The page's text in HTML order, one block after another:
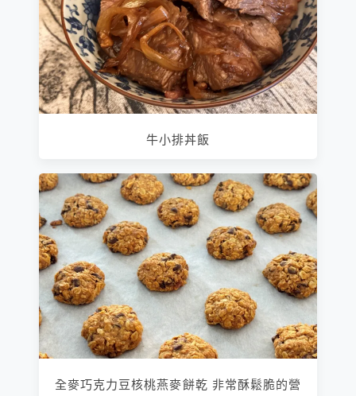
牛小排丼飯
全麥巧克力豆核桃燕麥餅乾 非常酥鬆脆的營